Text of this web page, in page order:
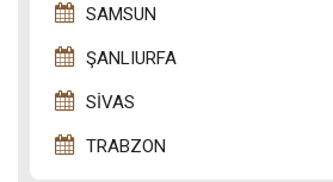
SAMSUN
ŞANLIURFA
SIVAS
TRABZON